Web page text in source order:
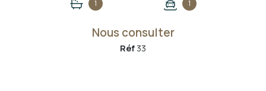
1 1
Nous consulter
Réf 33